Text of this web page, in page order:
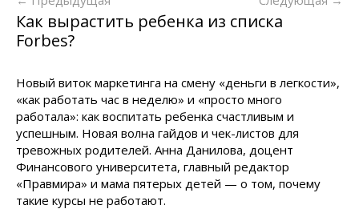
Как вырастить ребенка из списка
Forbes?
Новый виток маркетинга на смену «деньги в легкости»,
«как работать час в неделю» и «просто много
работала»: как воспитать ребенка счастливым и
успешным. Новая волна гайдов и чек-листов для
тревожных родителей. Анна Данилова, доцент
Финансового университета, главный редактор
«Правмира» и мама пятерых детей — о том, почему
такие курсы не работают.